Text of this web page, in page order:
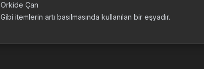
Orkide Çan
Gibi itemlerin artı basılmasında kullanılan bir eşyadır.